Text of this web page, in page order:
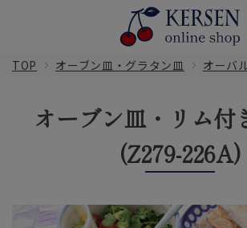
TOP オーブン皿・グラタン皿 オーバ
オーブン皿・リム付
(Z279-226A)